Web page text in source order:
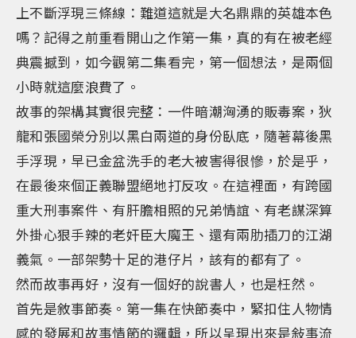
上不斷浮現三條線：難道這就是大名鼎鼎的英雄本色
嗎？記得之前重看開山之作第一集，真的有在被老經
典震撼到，如今觀第二集看完，第一個想法，是兩個
小時就這麼浪費了。
故事的架構其實很完整：一件暗潮洶湧的販毒案，狄
龍和張國榮分別以黑白兩道的身份臥底，隨著幕後黑
手浮現，早已金盆洗手的老大被害得很慘，於是乎，
在最後來個正義聯盟絕地打反攻。在這裡面，有跨國
重大刑事案件、有肝膽相照的兄弟情誼、有老謀深算
外掛心狠手辣的老奸臣大魔王、還有兩肋插刀的江湖
義氣。一部架勢十足的港仔片，該有的都有了。
然而故事再好，沒有一個好的說書人，也是枉然。
首先是敘事節奏。第一集在快節奏中，緊扣住人物情
感的發展和故事情節的邏輯，所以呈現出來是敍事流